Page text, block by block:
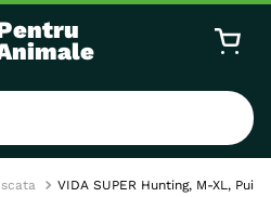
VIDA SUPER Hunting, M-XL, Pui,